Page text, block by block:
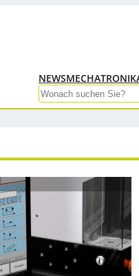
NEWSMECHATRONIK
Search